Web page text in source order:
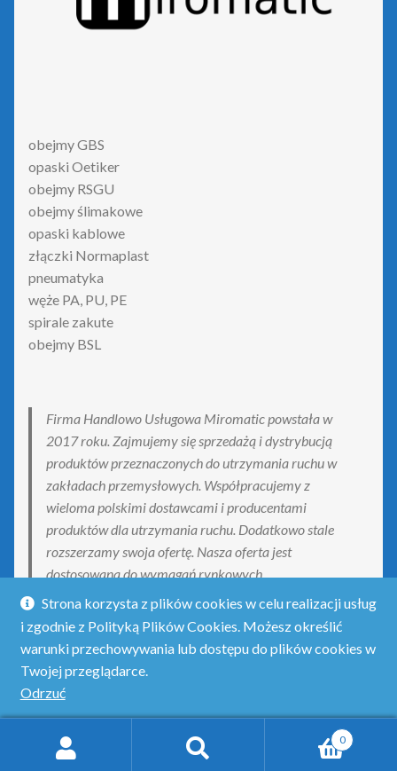
Strona korzysta z plików cookies w celu realizacji usług
i zgodnie z Polityką Plików Cookies. Możesz określić
warunki przechowywania lub dostępu do plików cookies w
Twojej przeglądarce.
Odrzuć
obejmy GBS
opaski Oetiker
obejmy RSGU
obejmy ślimakowe
opaski kablowe
złączki Normaplast
pneumatyka
węże PA, PU, PE
spirale zakute
obejmy BSL
Firma Handlowo Usługowa Miromatic powstała w
2017 roku. Zajmujemy się sprzedażą i dystrybucją
produktów przeznaczonych do utrzymania ruchu w
zakładach przemysłowych. Współpracujemy z
wieloma polskimi dostawcami i producentami
produktów dla utrzymania ruchu. Dodatkowo stale
rozszerzamy swoja ofertę. Nasza oferta jest
dostosowana do wymagań rynkowych.
© Obejmado - obejmy do połączeń rurowych 2026
0